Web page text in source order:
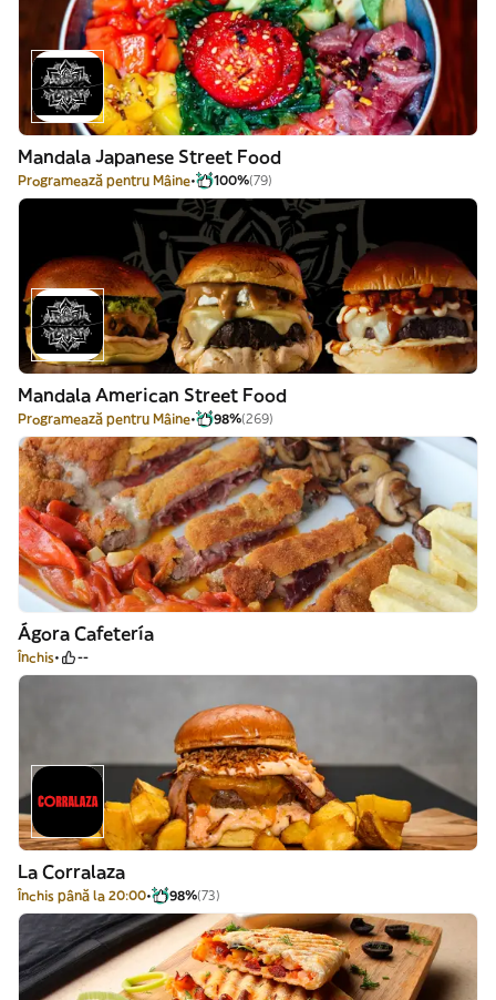
Mandala Japanese Street Food
Programează pentru Mâine 100%(79)
Mandala American Street Food
Programează pentru Mâine 98%(269)
Ágora Cafetería
Închis --
La Corralaza
Închis până la 20:00 98%(73)